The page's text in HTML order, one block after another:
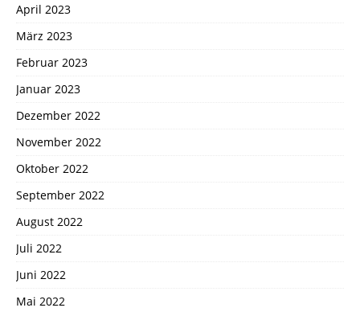
April 2023
März 2023
Februar 2023
Januar 2023
Dezember 2022
November 2022
Oktober 2022
September 2022
August 2022
Juli 2022
Juni 2022
Mai 2022